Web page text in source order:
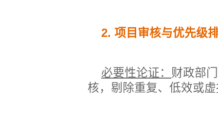
2. 项目审核与优先级
必要性论证： 财政部
核，剔除重复、低效或